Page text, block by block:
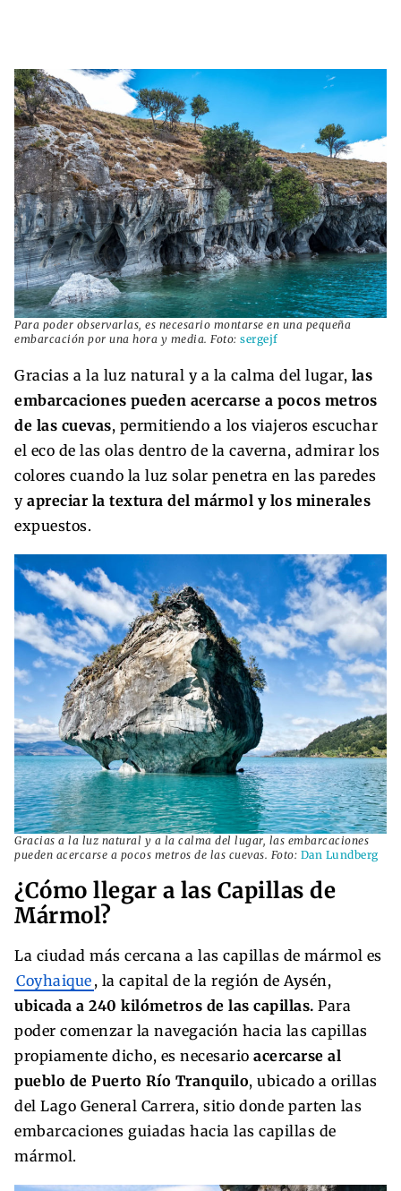
Para poder observarlas, es necesario montarse en una pequeña
embarcación por una hora y media. Foto: sergejf
Gracias a la luz natural y a la calma del lugar, las
embarcaciones pueden acercarse a pocos metros
de las cuevas, permitiendo a los viajeros escuchar
el eco de las olas dentro de la caverna, admirar los
colores cuando la luz solar penetra en las paredes
y apreciar la textura del mármol y los minerales
expuestos.
Gracias a la luz natural y a la calma del lugar, las embarcaciones
pueden acercarse a pocos metros de las cuevas. Foto: Dan Lundberg
¿Cómo llegar a las Capillas de
Mármol?
La ciudad más cercana a las capillas de mármol es
Coyhaique , la capital de la región de Aysén,
ubicada a 240 kilómetros de las capillas. Para
poder comenzar la navegación hacia las capillas
propiamente dicho, es necesario acercarse al
pueblo de Puerto Río Tranquilo, ubicado a orillas
del Lago General Carrera, sitio donde parten las
embarcaciones guiadas hacia las capillas de
mármol.